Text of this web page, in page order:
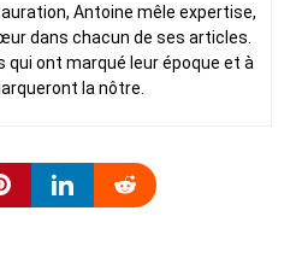
Antoine mêle expertise,
dans chacun de ses articles.
qui ont marqué leur époque et à
la nôtre.